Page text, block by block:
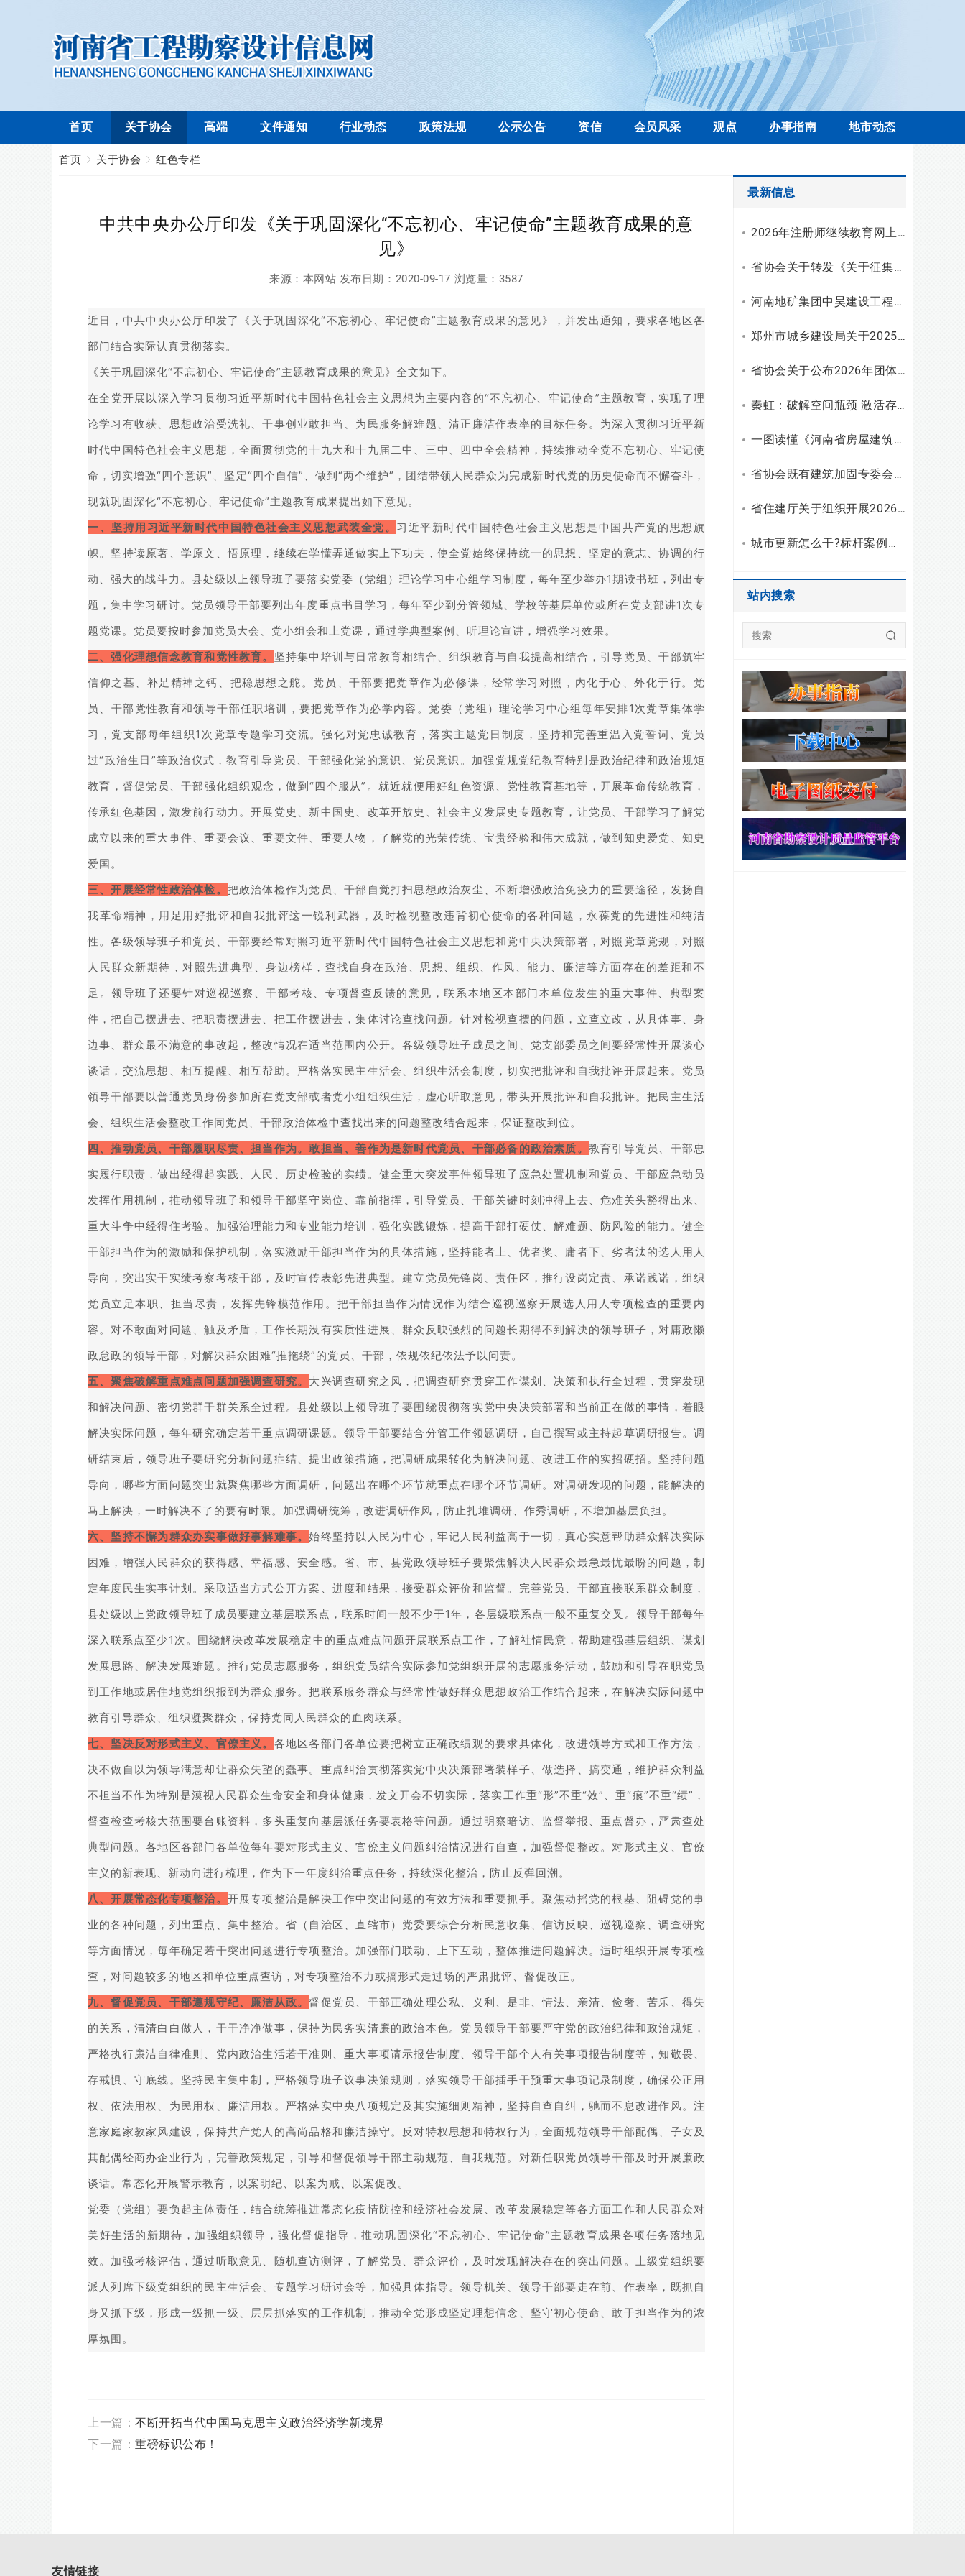
首页 关于协会 高端 文件通知 行业动态 政策法规 公示公告 资信 会员风采 观点 办事指南 地市动态
首页 关于协会 红色专栏
中共中央办公厅印发《关于巩固深化“不忘初心、牢记使命”主题教育成果的意
见》
来源： 本网站 发布日期： 2020-09-17 浏览量： 3587
近日，中共中央办公厅印发了《关于巩固深化“不忘初心、牢记使命”主题教育成果的意见》，并发出通知，要求各地区各
部门结合实际认真贯彻落实。
《关于巩固深化“不忘初心、牢记使命”主题教育成果的意见》全文如下。
在全党开展以深入学习贯彻习近平新时代中国特色社会主义思想为主要内容的“不忘初心、牢记使命”主题教育，实现了理
论学习有收获、思想政治受洗礼、干事创业敢担当、为民服务解难题、清正廉洁作表率的目标任务。为深入贯彻习近平新
时代中国特色社会主义思想，全面贯彻党的十九大和十九届二中、三中、四中全会精神，持续推动全党不忘初心、牢记使
命，切实增强“四个意识”、坚定“四个自信”、做到“两个维护”，团结带领人民群众为完成新时代党的历史使命而不懈奋斗，
现就巩固深化“不忘初心、牢记使命”主题教育成果提出如下意见。
一、坚持用习近平新时代中国特色社会主义思想武装全党。 习近平新时代中国特色社会主义思想是中国共产党的思想旗
帜。坚持读原著、学原文、悟原理，继续在学懂弄通做实上下功夫，使全党始终保持统一的思想、坚定的意志、协调的行
动、强大的战斗力。县处级以上领导班子要落实党委（党组）理论学习中心组学习制度，每年至少举办1期读书班，列出专
题，集中学习研讨。党员领导干部要列出年度重点书目学习，每年至少到分管领域、学校等基层单位或所在党支部讲1次专
题党课。党员要按时参加党员大会、党小组会和上党课，通过学典型案例、听理论宣讲，增强学习效果。
二、强化理想信念教育和党性教育。 坚持集中培训与日常教育相结合、组织教育与自我提高相结合，引导党员、干部筑牢
信仰之基、补足精神之钙、把稳思想之舵。党员、干部要把党章作为必修课，经常学习对照，内化于心、外化于行。党
员、干部党性教育和领导干部任职培训，要把党章作为必学内容。党委（党组）理论学习中心组每年安排1次党章集体学
习，党支部每年组织1次党章专题学习交流。强化对党忠诚教育，落实主题党日制度，坚持和完善重温入党誓词、党员
过“政治生日”等政治仪式，教育引导党员、干部强化党的意识、党员意识。加强党规党纪教育特别是政治纪律和政治规矩
教育，督促党员、干部强化组织观念，做到“四个服从”。就近就便用好红色资源、党性教育基地等，开展革命传统教育，
传承红色基因，激发前行动力。开展党史、新中国史、改革开放史、社会主义发展史专题教育，让党员、干部学习了解党
成立以来的重大事件、重要会议、重要文件、重要人物，了解党的光荣传统、宝贵经验和伟大成就，做到知史爱党、知史
爱国。
三、开展经常性政治体检。 把政治体检作为党员、干部自觉打扫思想政治灰尘、不断增强政治免疫力的重要途径，发扬自
我革命精神，用足用好批评和自我批评这一锐利武器，及时检视整改违背初心使命的各种问题，永葆党的先进性和纯洁
性。各级领导班子和党员、干部要经常对照习近平新时代中国特色社会主义思想和党中央决策部署，对照党章党规，对照
人民群众新期待，对照先进典型、身边榜样，查找自身在政治、思想、组织、作风、能力、廉洁等方面存在的差距和不
足。领导班子还要针对巡视巡察、干部考核、专项督查反馈的意见，联系本地区本部门本单位发生的重大事件、典型案
件，把自己摆进去、把职责摆进去、把工作摆进去，集体讨论查找问题。针对检视查摆的问题，立查立改，从具体事、身
边事、群众最不满意的事改起，整改情况在适当范围内公开。各级领导班子成员之间、党支部委员之间要经常性开展谈心
谈话，交流思想、相互提醒、相互帮助。严格落实民主生活会、组织生活会制度，切实把批评和自我批评开展起来。党员
领导干部要以普通党员身份参加所在党支部或者党小组组织生活，虚心听取意见，带头开展批评和自我批评。把民主生活
会、组织生活会整改工作同党员、干部政治体检中查找出来的问题整改结合起来，保证整改到位。
四、推动党员、干部履职尽责、担当作为。敢担当、善作为是新时代党员、干部必备的政治素质。 教育引导党员、干部忠
实履行职责，做出经得起实践、人民、历史检验的实绩。健全重大突发事件领导班子应急处置机制和党员、干部应急动员
发挥作用机制，推动领导班子和领导干部坚守岗位、靠前指挥，引导党员、干部关键时刻冲得上去、危难关头豁得出来、
重大斗争中经得住考验。加强治理能力和专业能力培训，强化实践锻炼，提高干部打硬仗、解难题、防风险的能力。健全
干部担当作为的激励和保护机制，落实激励干部担当作为的具体措施，坚持能者上、优者奖、庸者下、劣者汰的选人用人
导向，突出实干实绩考察考核干部，及时宣传表彰先进典型。建立党员先锋岗、责任区，推行设岗定责、承诺践诺，组织
党员立足本职、担当尽责，发挥先锋模范作用。把干部担当作为情况作为结合巡视巡察开展选人用人专项检查的重要内
容。对不敢面对问题、触及矛盾，工作长期没有实质性进展、群众反映强烈的问题长期得不到解决的领导班子，对庸政懒
政怠政的领导干部，对解决群众困难“推拖绕”的党员、干部，依规依纪依法予以问责。
五、聚焦破解重点难点问题加强调查研究。 大兴调查研究之风，把调查研究贯穿工作谋划、决策和执行全过程，贯穿发现
和解决问题、密切党群干群关系全过程。县处级以上领导班子要围绕贯彻落实党中央决策部署和当前正在做的事情，着眼
解决实际问题，每年研究确定若干重点调研课题。领导干部要结合分管工作领题调研，自己撰写或主持起草调研报告。调
研结束后，领导班子要研究分析问题症结、提出政策措施，把调研成果转化为解决问题、改进工作的实招硬招。坚持问题
导向，哪些方面问题突出就聚焦哪些方面调研，问题出在哪个环节就重点在哪个环节调研。对调研发现的问题，能解决的
马上解决，一时解决不了的要有时限。加强调研统筹，改进调研作风，防止扎堆调研、作秀调研，不增加基层负担。
六、坚持不懈为群众办实事做好事解难事。始终坚持以人民为中心，牢记人民利益高于一切，真心实意帮助群众解决实际
困难，增强人民群众的获得感、幸福感、安全感。省、市、县党政领导班子要聚焦解决人民群众最急最忧最盼的问题，制
定年度民生实事计划。采取适当方式公开方案、进度和结果，接受群众评价和监督。完善党员、干部直接联系群众制度，
县处级以上党政领导班子成员要建立基层联系点，联系时间一般不少于1年，各层级联系点一般不重复交叉。领导干部每年
深入联系点至少1次。围绕解决改革发展稳定中的重点难点问题开展联系点工作，了解社情民意，帮助建强基层组织、谋划
发展思路、解决发展难题。推行党员志愿服务，组织党员结合实际参加党组织开展的志愿服务活动，鼓励和引导在职党员
到工作地或居住地党组织报到为群众服务。把联系服务群众与经常性做好群众思想政治工作结合起来，在解决实际问题中
教育引导群众、组织凝聚群众，保持党同人民群众的血肉联系。
七、坚决反对形式主义、官僚主义。 各地区各部门各单位要把树立正确政绩观的要求具体化，改进领导方式和工作方法，
决不做自以为领导满意却让群众失望的蠢事。重点纠治贯彻落实党中央决策部署装样子、做选择、搞变通，维护群众利益
不担当不作为特别是漠视人民群众生命安全和身体健康，发文开会不切实际，落实工作重“形”不重“效”、重“痕”不重“绩”，
督查检查考核大范围要台账资料，多头重复向基层派任务要表格等问题。通过明察暗访、监督举报、重点督办，严肃查处
典型问题。各地区各部门各单位每年要对形式主义、官僚主义问题纠治情况进行自查，加强督促整改。对形式主义、官僚
主义的新表现、新动向进行梳理，作为下一年度纠治重点任务，持续深化整治，防止反弹回潮。
八、开展常态化专项整治。 开展专项整治是解决工作中突出问题的有效方法和重要抓手。聚焦动摇党的根基、阻碍党的事
业的各种问题，列出重点、集中整治。省（自治区、直辖市）党委要综合分析民意收集、信访反映、巡视巡察、调查研究
等方面情况，每年确定若干突出问题进行专项整治。加强部门联动、上下互动，整体推进问题解决。适时组织开展专项检
查，对问题较多的地区和单位重点查访，对专项整治不力或搞形式走过场的严肃批评、督促改正。
九、督促党员、干部遵规守纪、廉洁从政。督促党员、干部正确处理公私、义利、是非、情法、亲清、俭奢、苦乐、得失
的关系，清清白白做人，干干净净做事，保持为民务实清廉的政治本色。党员领导干部要严守党的政治纪律和政治规矩，
严格执行廉洁自律准则、党内政治生活若干准则、重大事项请示报告制度、领导干部个人有关事项报告制度等，知敬畏、
存戒惧、守底线。坚持民主集中制，严格领导班子议事决策规则，落实领导干部插手干预重大事项记录制度，确保公正用
权、依法用权、为民用权、廉洁用权。严格落实中央八项规定及其实施细则精神，坚持自查自纠，驰而不息改进作风。注
意家庭家教家风建设，保持共产党人的高尚品格和廉洁操守。反对特权思想和特权行为，全面规范领导干部配偶、子女及
其配偶经商办企业行为，完善政策规定，引导和督促领导干部主动规范、自我规范。对新任职党员领导干部及时开展廉政
谈话。常态化开展警示教育，以案明纪、以案为戒、以案促改。
党委（党组）要负起主体责任，结合统筹推进常态化疫情防控和经济社会发展、改革发展稳定等各方面工作和人民群众对
美好生活的新期待，加强组织领导，强化督促指导，推动巩固深化“不忘初心、牢记使命”主题教育成果各项任务落地见
效。加强考核评估，通过听取意见、随机查访测评，了解党员、群众评价，及时发现解决存在的突出问题。上级党组织要
派人列席下级党组织的民主生活会、专题学习研讨会等，加强具体指导。领导机关、领导干部要走在前、作表率，既抓自
身又抓下级，形成一级抓一级、层层抓落实的工作机制，推动全党形成坚定理想信念、坚守初心使命、敢于担当作为的浓
厚氛围。
上一篇：不断开拓当代中国马克思主义政治经济学新境界
下一篇：重磅标识公布！
最新信息
2026年注册师继续教育网上学习操作流程
省协会关于转发《关于征集工程勘察设计行业科技创新案例的通知》的通知
河南地矿集团中昊建设工程有限公司资质升级，综合技术服务实力再上新台阶
郑州市城乡建设局关于2025年工程勘察设计统计调查有关情况的通报
省协会关于公布2026年团体标准（设计）立项和复审结果的通知
秦虹：破解空间瓶颈 激活存量潜能
一图读懂《河南省房屋建筑安全使用指南（试行）》
省协会既有建筑加固专委会召开2026年二季度主任会议
省住建厅关于组织开展2026年度勘察设计行业“双随机、一公开”检查的通知
城市更新怎么干?标杆案例拆解与建筑企业破局之路
站内搜索
友情链接